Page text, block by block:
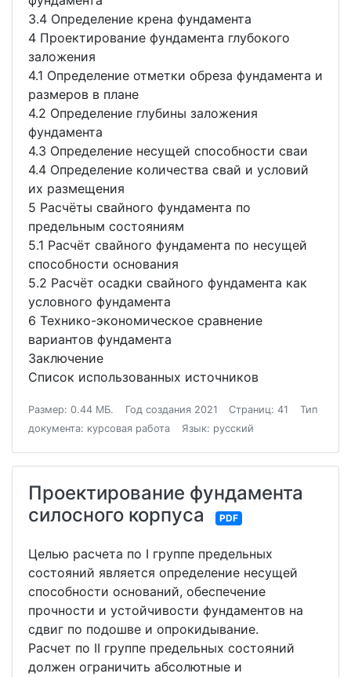
3.4 Определение крена фундамента
4 Проектирование фундамента глубокого
заложения
4.1 Определение отметки обреза фундамента и
размеров в плане
4.2 Определение глубины заложения
фундамента
4.3 Определение несущей способности сваи
4.4 Определение количества свай и условий
их размещения
5 Расчёты свайного фундамента по
предельным состояниям
5.1 Расчёт свайного фундамента по несущей
способности основания
5.2 Расчёт осадки свайного фундамента как
условного фундамента
6 Технико-экономическое сравнение
вариантов фундамента
Заключение
Список использованных источников
Размер: 0.44 МБ. Год создания 2021 Страниц: 41
Тип
документа: курсовая работа
Язык: русский
Проектирование фундамента
силосного корпуса
PDF
Целью расчета по I группе предельных
состояний является определение несущей
способности оснований, обеспечение
прочности и устойчивости фундаментов на
сдвиг по подошве и опрокидывание.
Расчет по II группе предельных состояний
должен ограничить абсолютные и